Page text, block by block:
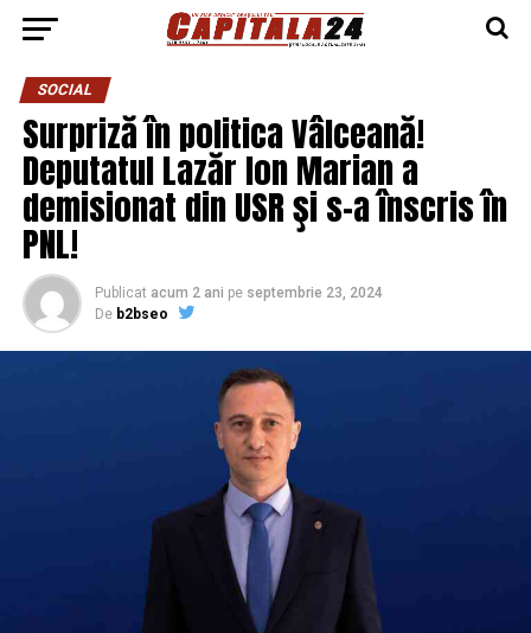
SOCIAL
Surpriză în politica Vâlceană!
Deputatul Lazăr Ion Marian a
demisionat din USR şi s-a înscris în
PNL!
Publicat acum 2 ani pe septembrie 23, 2024
De b2bseo